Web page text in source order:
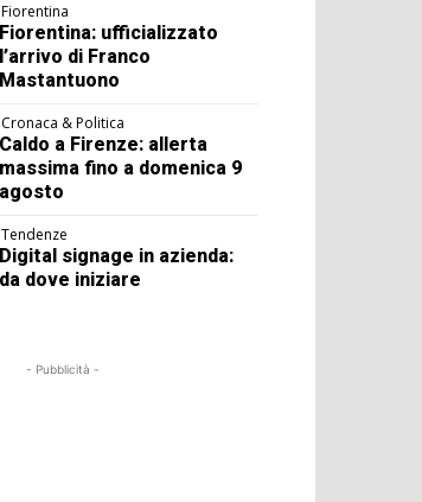
Fiorentina
Fiorentina: ufficializzato
l’arrivo di Franco
Mastantuono
Cronaca & Politica
Caldo a Firenze: allerta
massima fino a domenica 9
agosto
Tendenze
Digital signage in azienda:
da dove iniziare
- Pubblicità -